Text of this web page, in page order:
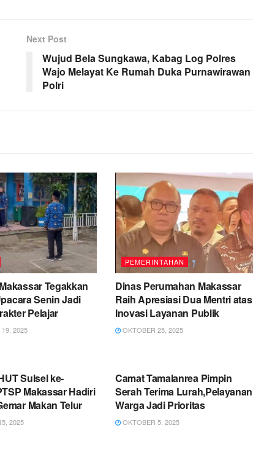
Next Post
Wujud Bela Sungkawa, Kabag Log Polres
Wajo Melayat Ke Rumah Duka Purnawirawan
Polri
Tegakkan
Senin Jadi
Pelajar
2025
PEMERINTAHAN
Dinas Perumahan Makassar
Raih Apresiasi Dua Mentri atas
Inovasi Layanan Publik
OKTOBER 25, 2025
Sulsel ke-
Makassar Hadiri
Makan Telur
2025
Camat Tamalanrea Pimpin
Serah Terima Lurah,Pelayanan
Warga Jadi Prioritas
OKTOBER 5, 2025